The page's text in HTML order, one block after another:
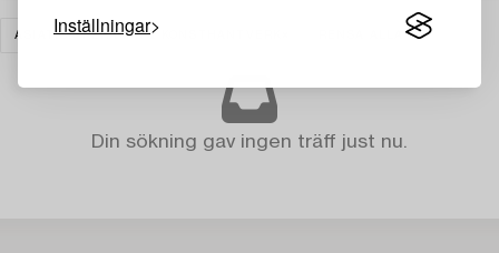
Inställningar
ASIATISK KERAMIK & KONSTHANTVERK
Din sökning gav ingen träff just nu.